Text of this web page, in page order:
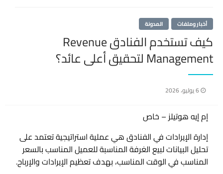
المدونة أخبار وملفات
كيف تستخدم الفنادق Revenue
Management لتحقيق أعلى عائد؟
نُشر
6 يوليو، 2026
إم إيه هوتيلز – خاص
إدارة الإيرادات في الفنادق هي عملية استراتيجية تعتمد على
تحليل البيانات لبيع الغرفة المناسبة للعميل المناسب بالسعر
المناسب في الوقت المناسب، بهدف تعظيم الإيرادات والإرباح.